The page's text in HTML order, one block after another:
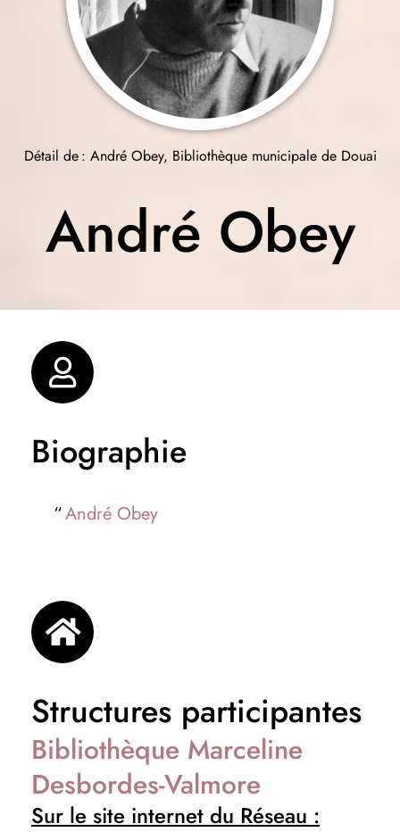
Détail de : André Obey, Bibliothèque municipale de Douai
André Obey
Biographie
André Obey
Structures participantes
Bibliothèque Marceline
Desbordes-Valmore
Sur le site internet du Réseau :